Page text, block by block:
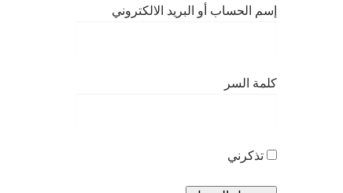
إسم الحساب أو البريد الالكتروني
كلمة السر
تذكرني